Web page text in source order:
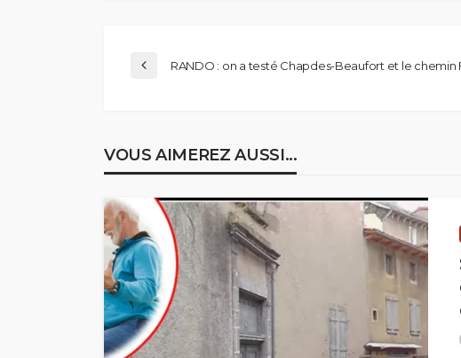
RANDO : on a testé Chapdes-Beaufort et le chemin
VOUS AIMEREZ AUSSI...